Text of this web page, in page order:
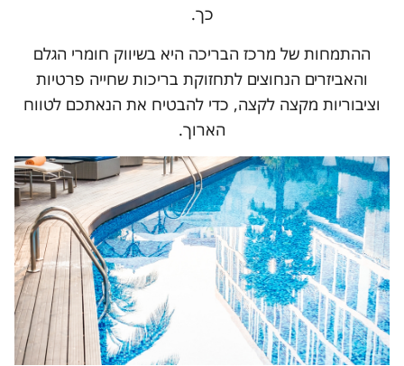
כך.
ההתמחות של מרכז הבריכה היא בשיווק חומרי הגלם
והאביזרים הנחוצים לתחזוקת בריכות שחייה פרטיות
וציבוריות מקצה לקצה, כדי להבטיח את הנאתכם לטווח
הארוך.